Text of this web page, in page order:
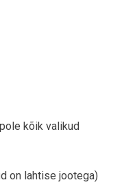
kõik valikud
on lahtise jootega)